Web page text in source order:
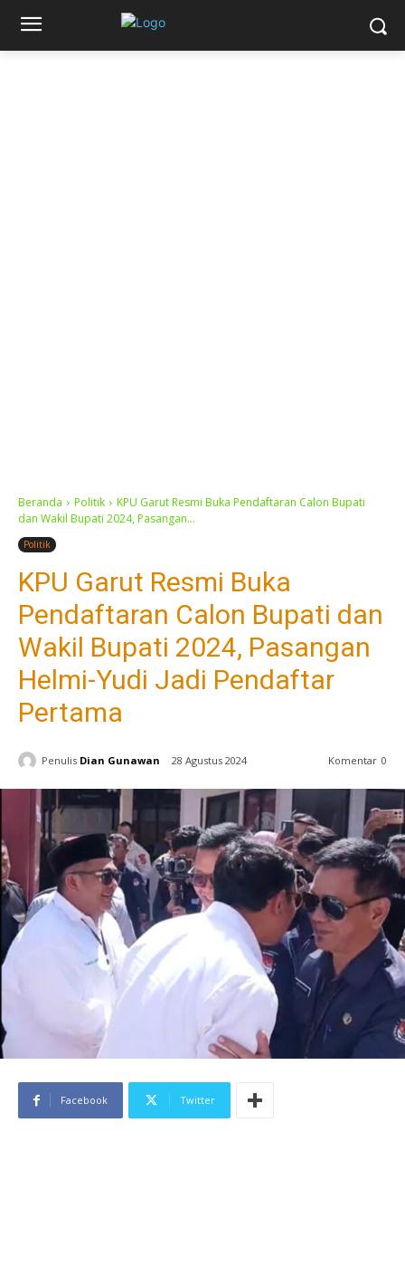
Beranda Politik
KPU Garut Resmi Buka Pendaftaran Calon Bupati
dan Wakil Bupati 2024, Pasangan...
Politik
KPU Garut Resmi Buka
Pendaftaran Calon Bupati dan
Wakil Bupati 2024, Pasangan
Helmi-Yudi Jadi Pendaftar
Pertama
Penulis Dian Gunawan 28 Agustus 2024 Komentar 0
Facebook Twitter